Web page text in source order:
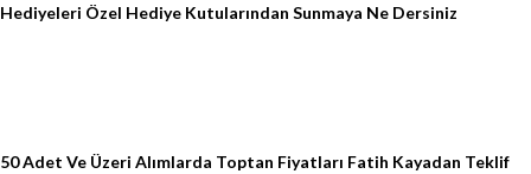
Hediyeleri Özel Hediye Kutularından Sunmaya Ne Dersiniz
50 Adet Ve Üzeri Alımlarda Toptan Fiyatları Fatih Kayadan Teklif